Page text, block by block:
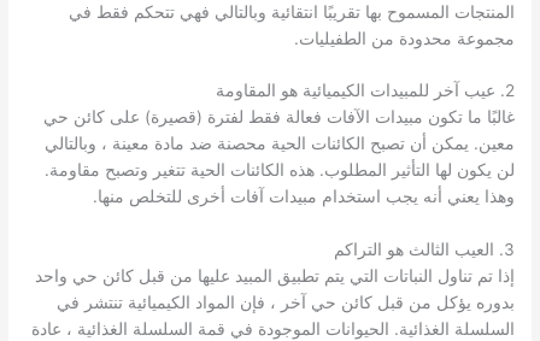
المنتجات المسموح بها تقريبًا انتقائية وبالتالي فهي تتحكم فقط في
مجموعة محدودة من الطفيليات.
2. عيب آخر للمبيدات الكيميائية هو المقاومة
غالبًا ما تكون مبيدات الآفات فعالة فقط لفترة (قصيرة) على كائن حي
معين. يمكن أن تصبح الكائنات الحية محصنة ضد مادة معينة ، وبالتالي
لن يكون لها التأثير المطلوب. هذه الكائنات الحية تتغير وتصبح مقاومة.
وهذا يعني أنه يجب استخدام مبيدات آفات أخرى للتخلص منها.
3. العيب الثالث هو التراكم
إذا تم تناول النباتات التي يتم تطبيق المبيد عليها من قبل كائن حي واحد
بدوره يؤكل من قبل كائن حي آخر ، فإن المواد الكيميائية تنتشر في
السلسلة الغذائية. الحيوانات الموجودة في قمة السلسلة الغذائية ، عادة